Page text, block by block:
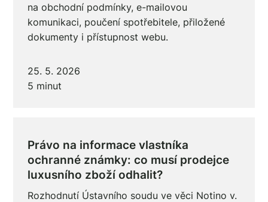
na obchodní podmínky, e-mailovou
komunikaci, poučení spotřebitele, přiložené
dokumenty i přístupnost webu.
25. 5. 2026
5 minut
Právo na informace vlastníka
ochranné známky: co musí prodejce
luxusního zboží odhalit?
Rozhodnutí Ústavního soudu ve věci Notino v.